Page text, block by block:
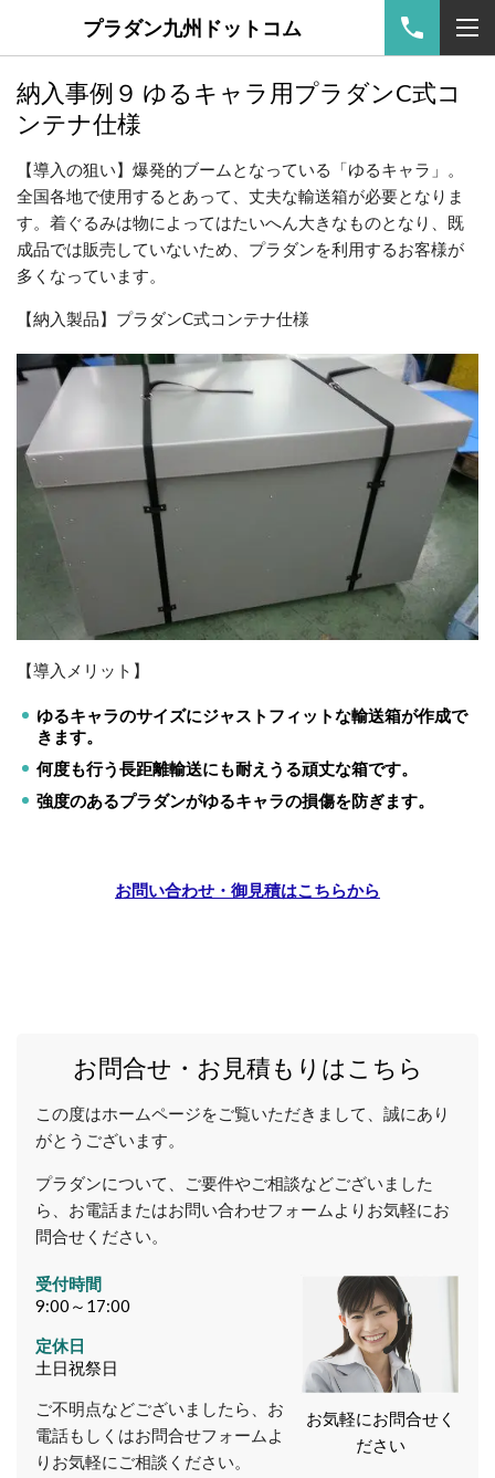
プラダン九州ドットコム
納入事例９ ゆるキャラ用プラダンC式コ
ンテナ仕様
【導入の狙い】 爆発的ブームとなっている「ゆるキャラ」。
全国各地で使用するとあって、丈夫な輸送箱が必要となりま
す。着ぐるみは物によってはたいへん大きなものとなり、既
成品では販売していないため、プラダンを利用するお客様が
多くなっています。
【納入製品】プラダンC式コンテナ仕様
【導入メリット】
ゆるキャラのサイズにジャストフィットな輸送箱が作成で
きます。
何度も行う長距離輸送にも耐えうる頑丈な箱です。
強度のあるプラダンがゆるキャラの損傷を防ぎます。
お問い合わせ・御見積はこちらから
お問合せ・お見積もりはこちら
この度はホームページをご覧いただきまして、誠にあり
がとうございます。
プラダンについて、ご要件やご相談などございました
ら、お電話またはお問い合わせフォームよりお気軽にお
問合せください。
お気軽にお問合せく
ださい
受付時間
9:00～17:00
定休日
土日祝祭日
ご不明点などございましたら、お
電話もしくはお問合せフォームよ
りお気軽にご相談ください。